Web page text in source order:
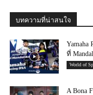
บทความที่น่าสนใจ
ที่
World of
A Bona